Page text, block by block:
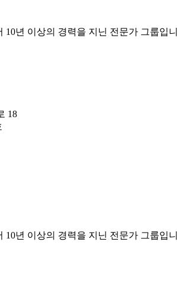
10년 이상의 경력을 지닌 전문가 그룹
18
10년 이상의 경력을 지닌 전문가 그룹